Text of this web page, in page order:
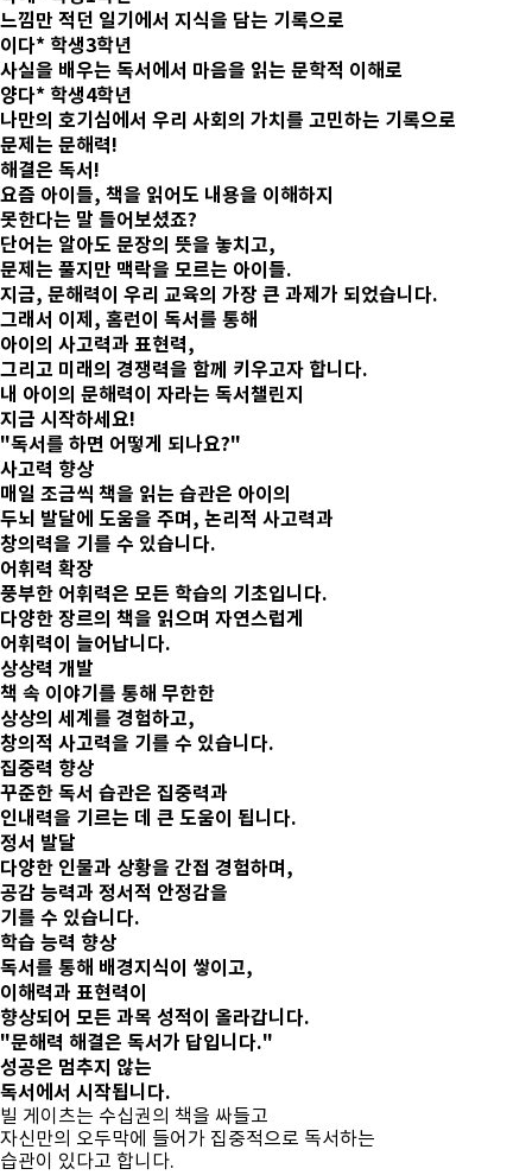
느낌만 적던 일기에서 지식을 담는 기록으로
이다* 학생3학년
사실을 배우는 독서에서 마음을 읽는 문학적 이해로
양다* 학생4학년
나만의 호기심에서 우리 사회의 가치를 고민하는 기록으로
문제는 문해력!
해결은 독서!
요즘 아이들, 책을 읽어도 내용을 이해하지
못한다는 말 들어보셨죠?
단어는 알아도 문장의 뜻을 놓치고,
문제는 풀지만 맥락을 모르는 아이들.
지금, 문해력이 우리 교육의 가장 큰 과제가 되었습니다.
그래서 이제, 홈런이 독서를 통해
아이의 사고력과 표현력,
그리고 미래의 경쟁력을 함께 키우고자 합니다.
내 아이의 문해력이 자라는 독서챌린지
지금 시작하세요!
"독서를 하면 어떻게 되나요?"
사고력 향상
매일 조금씩 책을 읽는 습관은 아이의
두뇌 발달에 도움을 주며, 논리적 사고력과
창의력을 기를 수 있습니다.
어휘력 확장
풍부한 어휘력은 모든 학습의 기초입니다.
다양한 장르의 책을 읽으며 자연스럽게
어휘력이 늘어납니다.
상상력 개발
책 속 이야기를 통해 무한한
상상의 세계를 경험하고,
창의적 사고력을 기를 수 있습니다.
집중력 향상
꾸준한 독서 습관은 집중력과
인내력을 기르는 데 큰 도움이 됩니다.
정서 발달
다양한 인물과 상황을 간접 경험하며,
공감 능력과 정서적 안정감을
기를 수 있습니다.
학습 능력 향상
독서를 통해 배경지식이 쌓이고,
이해력과 표현력이
향상되어 모든 과목 성적이 올라갑니다.
"문해력 해결은 독서가 답입니다."
성공은 멈추지 않는
독서에서 시작됩니다.
빌 게이츠는 수십권의 책을 싸들고
자신만의 오두막에 들어가 집중적으로 독서하는
습관이 있다고 합니다.